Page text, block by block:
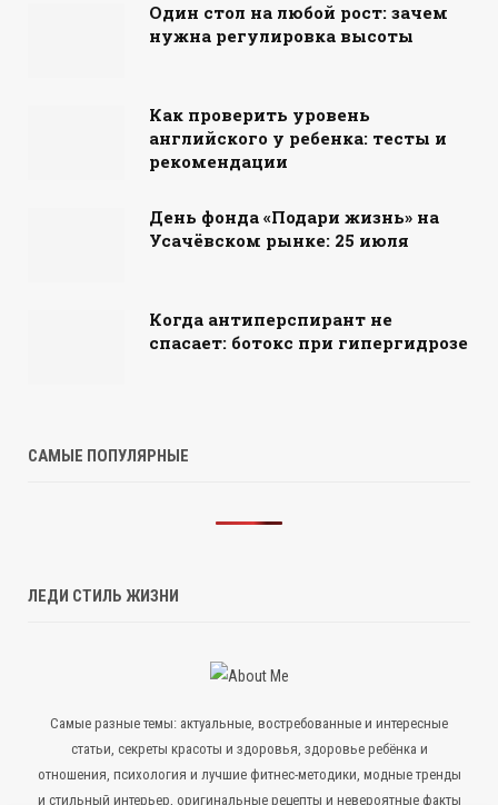
Один стол на любой рост: зачем
нужна регулировка высоты
Как проверить уровень
английского у ребенка: тесты и
рекомендации
День фонда «Подари жизнь» на
Усачёвском рынке: 25 июля
Когда антиперспирант не
спасает: ботокс при гипергидрозе
САМЫЕ ПОПУЛЯРНЫЕ
ЛЕДИ СТИЛЬ ЖИЗНИ
Самые разные темы: актуальные, востребованные и интересные
статьи, секреты красоты и здоровья, здоровье ребёнка и
отношения, психология и лучшие фитнес-методики, модные тренды
и стильный интерьер, оригинальные рецепты и невероятные факты